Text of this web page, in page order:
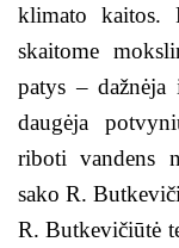
klimato kaitos.
skaitome
patys – dažnėja
daugėja
riboti vandens
sako R.
R. Butkevičiūtė